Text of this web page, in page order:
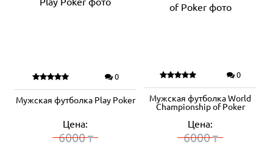
0
Мужская футболка Play Poker
Цена:
6000₸
0
Мужская футболка World
Championship of Poker
Цена:
6000₸